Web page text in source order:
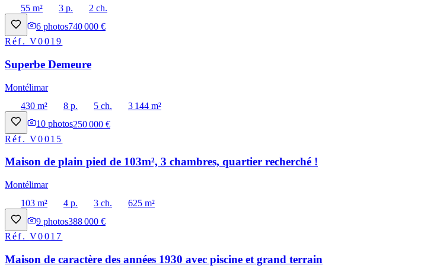
55 m²
3 p.
2 ch.
6 photos740 000 €
Réf.V0019
Superbe Demeure
Montélimar
430 m²
8 p. 5 ch.
3 144 m²
10 photos250 000 €
Réf.V0015
Maison de plain pied de 103m², 3 chambres, quartier recherché !
Montélimar
103 m²
4 p. 3 ch.
625 m²
9 photos388 000 €
Réf.V0017
Maison de caractère des années 1930 avec piscine et grand terrain